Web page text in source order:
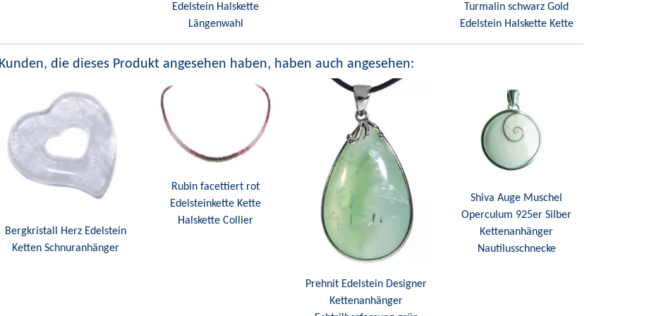
Edelstein Halskette
Längenwahl
Turmalin schwarz Gold
Edelstein Halskette Kette
Kunden, die dieses Produkt angesehen haben, haben auch angesehen:
Bergkristall Herz Edelstein
Ketten Schnuranhänger
Rubin facettiert rot
Edelsteinkette Kette
Halskette Collier
Prehnit Edelstein Designer
Kettenanhänger
Shiva Auge Muschel
Operculum 925er Silber
Kettenanhänger
Nautilusschnecke